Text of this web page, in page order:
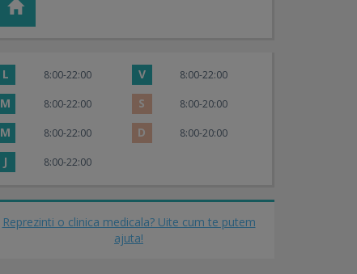
L 8:00-22:00 V 8:00-22:00
M 8:00-22:00 S 8:00-20:00
M 8:00-22:00 D 8:00-20:00
J 8:00-22:00
Reprezinti o clinica medicala? Uite cum te putem
ajuta!